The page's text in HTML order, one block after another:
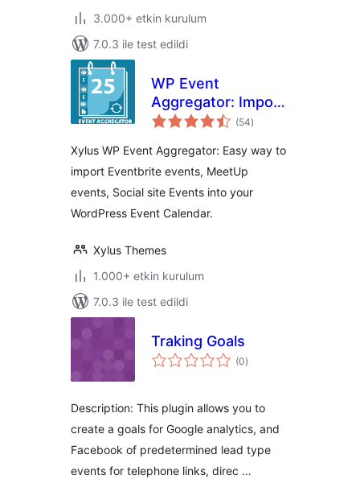
3.000+ etkin kurulum
7.0.3 ile test edildi
WP Event
Aggregator: Import
Eventbrite events,
social events and
any iCal Events into
Event Calendar
(54toplam
puan
)
Xylus WP Event Aggregator: Easy way to
import Eventbrite events, MeetUp
events, Social site Events into your
WordPress Event Calendar.
Xylus Themes
1.000+ etkin kurulum
7.0.3 ile test edildi
Traking Goals
(0toplam
puan
)
Description: This plugin allows you to
create a goals for Google analytics, and
Facebook of predetermined lead type
events for telephone links, direc …